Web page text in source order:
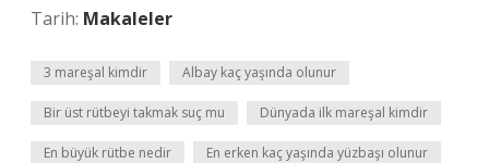
Tarih: Makaleler
3 mareşal kimdir Albay kaç yaşında olunur
Bir üst rütbeyi takmak suç mu Dünyada ilk mareşal kimdir
En büyük rütbe nedir En erken kaç yaşında yüzbaşı olunur